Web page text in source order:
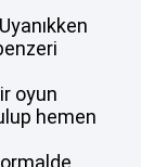
Uyanıkken
oyun
hemen